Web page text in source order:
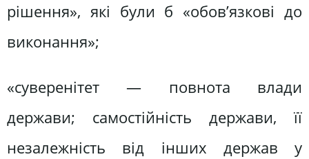
рішення», які були б «обов’язкові до
виконання»;
«суверенітет — повнота влади
держави; самостійність держави, її
незалежність від інших держав у